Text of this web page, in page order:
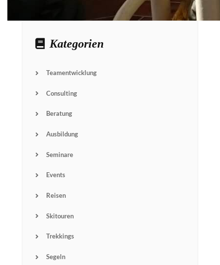
Kategorien
Teamentwicklung
Consulting
Beratung
Ausbildung
Seminare
Events
Reisen
Skitouren
Trekkings
Segeln